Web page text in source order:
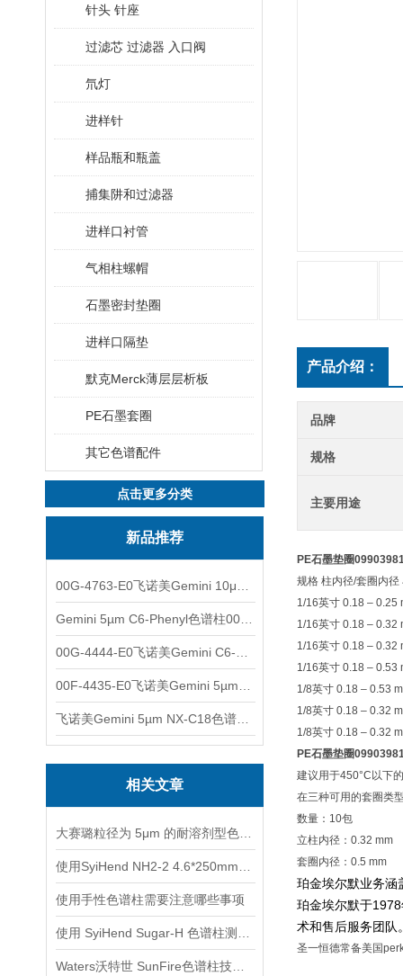
针头 针座
过滤芯 过滤器 入口阀
氘灯
进样针
样品瓶和瓶盖
捕集阱和过滤器
进样口衬管
气相柱螺帽
石墨密封垫圈
进样口隔垫
默克Merck薄层层析板
PE石墨套圈
其它色谱配件
点击更多分类
新品推荐
相关文章
使用手性色谱柱需要注意哪些事项
产品介绍：
品牌
规格
主要用途
PE石墨垫圈
规格 柱内径/套圈内径
1/16英寸 0.18 – 0.25
1/16英寸 0.18 – 0.32
1/16英寸 0.18 – 0.32
1/16英寸 0.18 – 0.53
1/8英寸 0.18 – 0.53
1/8英寸 0.18 – 0.32
1/8英寸 0.18 – 0.32
PE石墨垫圈
建议用于450°C 以下
在三种可用的套圈类
数量： 10包
立柱内径： 0.32 mm
套圈内径： 0.5 mm
珀金埃尔默业务涵
珀金埃尔默于
术和售后服务团队
圣一恒德常备美国